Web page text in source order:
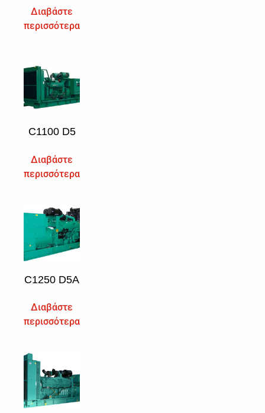
Διαβάστε
περισσότερα
C1100 D5
Διαβάστε
περισσότερα
C1250 D5A
Διαβάστε
περισσότερα